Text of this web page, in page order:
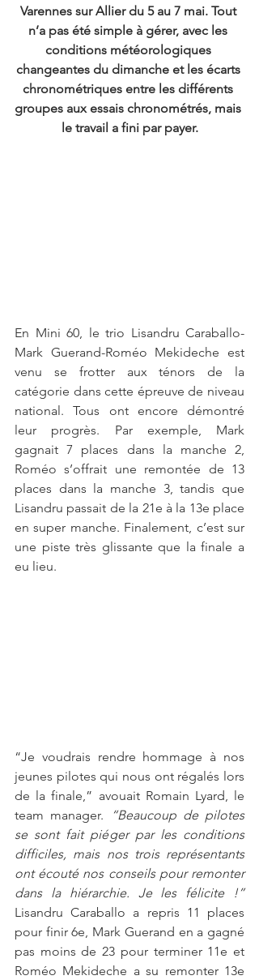
Varennes sur Allier du 5 au 7 mai. Tout
n’a pas été simple à gérer, avec les
conditions météorologiques
changeantes du dimanche et les écarts
chronométriques entre les différents
groupes aux essais chronométrés, mais
le travail a fini par payer.
En Mini 60, le trio Lisandru Caraballo-
Mark Guerand-Roméo Mekideche est
venu se frotter aux ténors de la
catégorie dans cette épreuve de niveau
national. Tous ont encore démontré
leur progrès. Par exemple, Mark
gagnait 7 places dans la manche 2,
Roméo s’offrait une remontée de 13
places dans la manche 3, tandis que
Lisandru passait de la 21e à la 13e place
en super manche. Finalement, c’est sur
une piste très glissante que la finale a
eu lieu.
“Je voudrais rendre hommage à nos
jeunes pilotes qui nous ont régalés lors
de la finale,” avouait Romain Lyard, le
team manager.
“Beaucoup de pilotes
se sont fait piéger par les conditions
difficiles, mais nos trois représentants
ont écouté nos conseils pour remonter
dans la hiérarchie. Je les félicite !”
Lisandru Caraballo a repris 11 places
pour finir 6e, Mark Guerand en a gagné
pas moins de 23 pour terminer 11e et
Roméo Mekideche a su remonter 13e